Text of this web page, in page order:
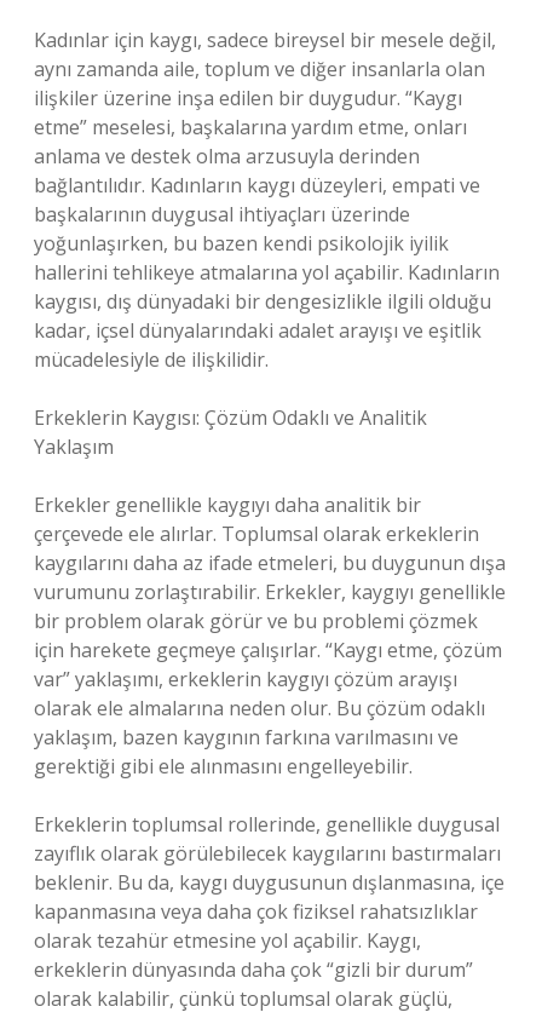
Kadınlar için kaygı, sadece bireysel bir mesele değil,
aynı zamanda aile, toplum ve diğer insanlarla olan
ilişkiler üzerine inşa edilen bir duygudur. “Kaygı
etme” meselesi, başkalarına yardım etme, onları
anlama ve destek olma arzusuyla derinden
bağlantılıdır. Kadınların kaygı düzeyleri, empati ve
başkalarının duygusal ihtiyaçları üzerinde
yoğunlaşırken, bu bazen kendi psikolojik iyilik
hallerini tehlikeye atmalarına yol açabilir. Kadınların
kaygısı, dış dünyadaki bir dengesizlikle ilgili olduğu
kadar, içsel dünyalarındaki adalet arayışı ve eşitlik
mücadelesiyle de ilişkilidir.
Erkeklerin Kaygısı: Çözüm Odaklı ve Analitik
Yaklaşım
Erkekler genellikle kaygıyı daha analitik bir
çerçevede ele alırlar. Toplumsal olarak erkeklerin
kaygılarını daha az ifade etmeleri, bu duygunun dışa
vurumunu zorlaştırabilir. Erkekler, kaygıyı genellikle
bir problem olarak görür ve bu problemi çözmek
için harekete geçmeye çalışırlar. “Kaygı etme, çözüm
var” yaklaşımı, erkeklerin kaygıyı çözüm arayışı
olarak ele almalarına neden olur. Bu çözüm odaklı
yaklaşım, bazen kaygının farkına varılmasını ve
gerektiği gibi ele alınmasını engelleyebilir.
Erkeklerin toplumsal rollerinde, genellikle duygusal
zayıflık olarak görülebilecek kaygılarını bastırmaları
beklenir. Bu da, kaygı duygusunun dışlanmasına, içe
kapanmasına veya daha çok fiziksel rahatsızlıklar
olarak tezahür etmesine yol açabilir. Kaygı,
erkeklerin dünyasında daha çok “gizli bir durum”
olarak kalabilir, çünkü toplumsal olarak güçlü,